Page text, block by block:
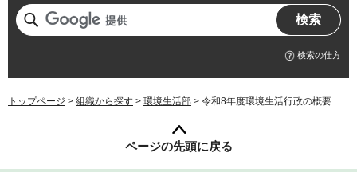
検索の仕方
トップページ > 組織から探す > 環境生活部 > 令和8年度環境生活行政の概要
ページの先頭に戻る